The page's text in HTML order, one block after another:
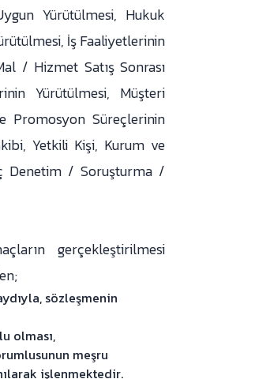
Yürütülmesi, Hukuk
İş Faaliyetlerinin
/ Hizmet Satış Sonrası
Yürütülmesi, Müşteri
Promosyon Süreçlerinin
Yetkili Kişi, Kurum ve
Denetim / Soruşturma /
gerçekleştirilmesi
sözleşmenin
olması,
meşru
işlenmektedir.